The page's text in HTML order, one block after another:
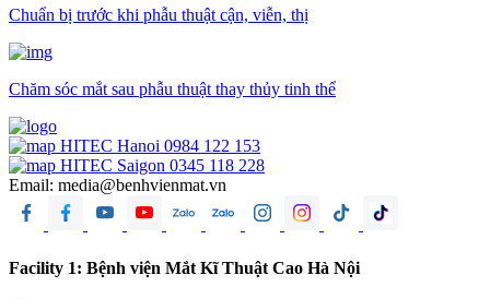
Chuẩn bị trước khi phẫu thuật cận, viễn, thị
Chăm sóc mắt sau phẫu thuật thay thủy tinh thể
HITEC Hanoi 0984 122 153
HITEC Saigon 0345 118 228
Email: media@benhvienmat.vn
Facility 1: Bệnh viện Mắt Kĩ Thuật Cao Hà Nội